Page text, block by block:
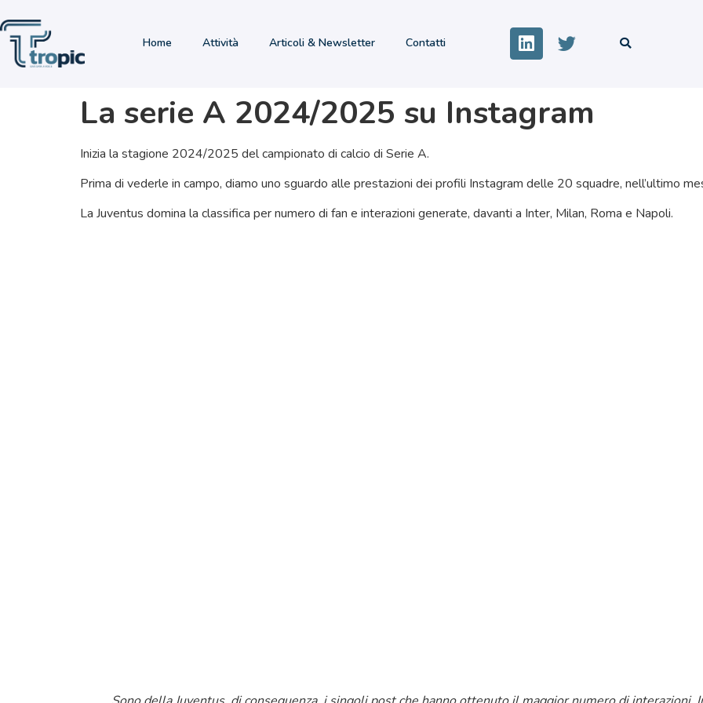
Home Attività Articoli & Newsletter Contatti
La serie A 2024/2025 su Instagram
Inizia la stagione 2024/2025 del campionato di calcio di Serie A.
Prima di vederle in campo, diamo uno sguardo alle prestazioni dei profili Instagram delle 20 squadre, nell’ultimo
La Juventus domina la classifica per numero di fan e interazioni generate, davanti a Inter, Milan, Roma e Napoli.